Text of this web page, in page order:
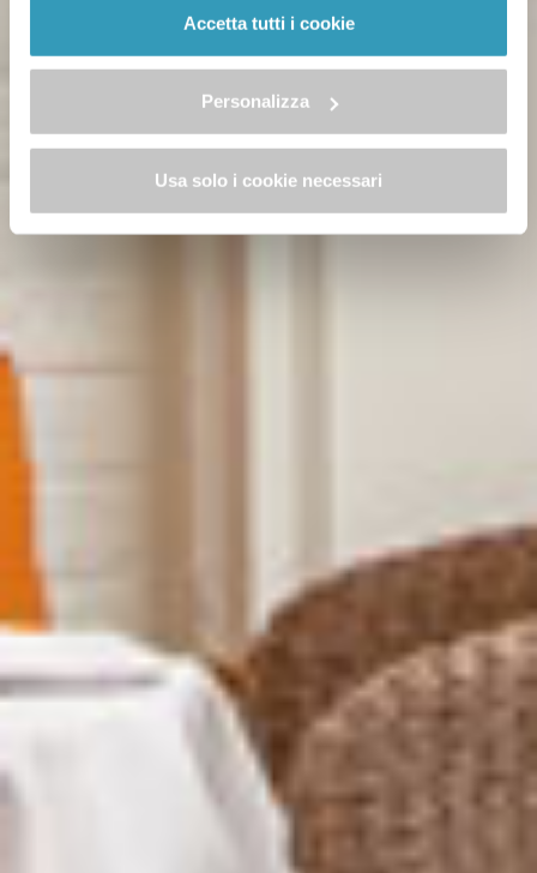
cookie policy" Allo stesso link trovi la
Accetta tutti i cookie
Personalizza
Usa solo i cookie necessari